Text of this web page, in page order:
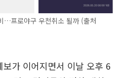
…프로야구 우천취소 될까 (출처
가 이어지면서 이날 오후 6